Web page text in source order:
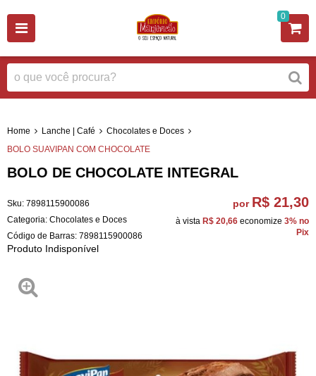
0
Home Lanche | Café
Chocolates e Doces
BOLO SUAVIPAN COM CHOCOLATE
BOLO DE CHOCOLATE INTEGRAL
Sku: 7898115900086
Categoria: Chocolates e Doces
Código de Barras: 7898115900086
Produto Indisponível
por R$ 21,30
à vista R$ 20,66 economize 3% no
Pix